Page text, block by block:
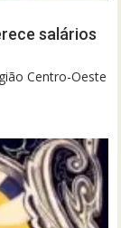
salários
Centro-Oeste